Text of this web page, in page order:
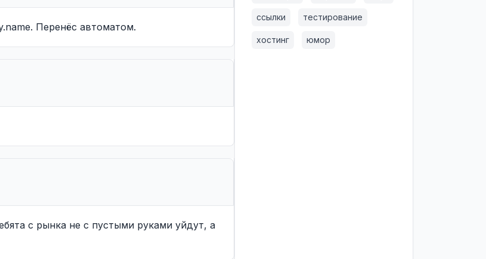
Перенёс автоматом.
с рынка не с пустыми руками уйдут, а
ссылки тестирование
хостинг юмор